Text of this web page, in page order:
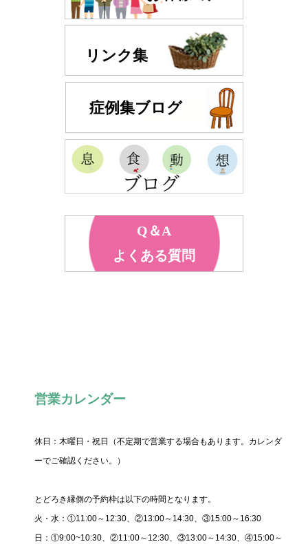
リンク集
症例集ブログ
Q＆A
よくある質問
営業カレンダー
休日：木曜日・祝日（不定期で営業する場合もあります。カレンダ
ーでご確認ください。）
とどろき縁側の予約枠は以下の時間となります。
火・水：①11:00～12:30、②13:00～14:30、③15:00～16:30
日：①9:00~10:30、②11:00～12:30、③13:00～14:30、④15:00～